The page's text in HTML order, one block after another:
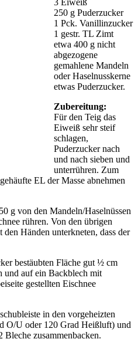
250 g Puderzucker
1 Pck. Vanillinzucker
1 gestr. TL Zimt
etwa 400 g nicht
abgezogene
gemahlene Mandeln
oder Haselnusskerne
etwas Puderzucker.
Zubereitung:
Für den Teig das
Eiweiß sehr steif
schlagen,
Puderzucker nach
und nach sieben und
unterrühren. Zum
EL der Masse abnehmen
g von den Mandeln/Haselnüssen
rühren. Von den übrigen
Händen unterkneten, dass der
bestäubten Fläche gut ½ cm
und auf ein Backblech mit
gestellten Eischnee
in den vorgeheizten
O/U oder 120 Grad Heißluft) und
zusammenbacken.